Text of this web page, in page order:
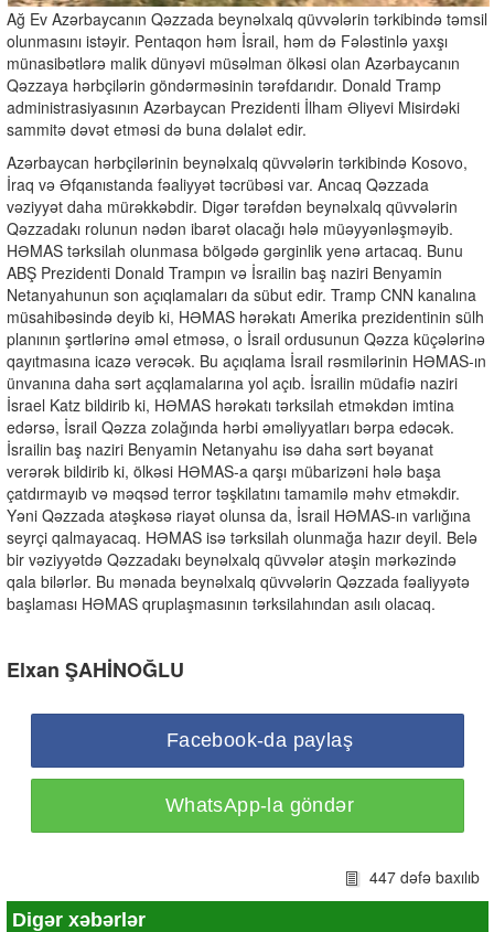
Ağ Ev Azərbaycanın Qəzzada beynəlxalq qüvvələrin tərkibində təmsil
olunmasını istəyir. Pentaqon həm İsrail, həm də Fələstinlə yaxşı
münasibətlərə malik dünyəvi müsəlman ölkəsi olan Azərbaycanın
Qəzzaya hərbçilərin göndərməsinin tərəfdarıdır. Donald Tramp
administrasiyasının Azərbaycan Prezidenti İlham Əliyevi Misirdəki
sammitə dəvət etməsi də buna dəlalət edir.
Azərbaycan hərbçilərinin beynəlxalq qüvvələrin tərkibində Kosovo,
İraq və Əfqanıstanda fəaliyyət təcrübəsi var. Ancaq Qəzzada
vəziyyət daha mürəkkəbdir. Digər tərəfdən beynəlxalq qüvvələrin
Qəzzadakı rolunun nədən ibarət olacağı hələ müəyyənləşməyib.
HƏMAS tərksilah olunmasa bölgədə gərginlik yenə artacaq. Bunu
ABŞ Prezidenti Donald Trampın və İsrailin baş naziri Benyamin
Netanyahunun son açıqlamaları da sübut edir. Tramp CNN kanalına
müsahibəsində deyib ki, HƏMAS hərəkatı Amerika prezidentinin sülh
planının şərtlərinə əməl etməsə, o İsrail ordusunun Qəzza küçələrinə
qayıtmasına icazə verəcək. Bu açıqlama İsrail rəsmilərinin HƏMAS-ın
ünvanına daha sərt açqlamalarına yol açıb. İsrailin müdafiə naziri
İsrael Katz bildirib ki, HƏMAS hərəkatı tərksilah etməkdən imtina
edərsə, İsrail Qəzza zolağında hərbi əməliyyatları bərpa edəcək.
İsrailin baş naziri Benyamin Netanyahu isə daha sərt bəyanat
verərək bildirib ki, ölkəsi HƏMAS-a qarşı mübarizəni hələ başa
çatdırmayıb və məqsəd terror təşkilatını tamamilə məhv etməkdir.
Yəni Qəzzada atəşkəsə riayət olunsa da, İsrail HƏMAS-ın varlığına
seyrçi qalmayacaq. HƏMAS isə tərksilah olunmağa hazır deyil. Belə
bir vəziyyətdə Qəzzadakı beynəlxalq qüvvələr atəşin mərkəzində
qala bilərlər. Bu mənada beynəlxalq qüvvələrin Qəzzada fəaliyyətə
başlaması HƏMAS qruplaşmasının tərksilahından asılı olacaq.
Elxan ŞAHİNOĞLU
Facebook-da paylaş
WhatsApp-la göndər
447 dəfə baxılıb
Digər xəbərlər